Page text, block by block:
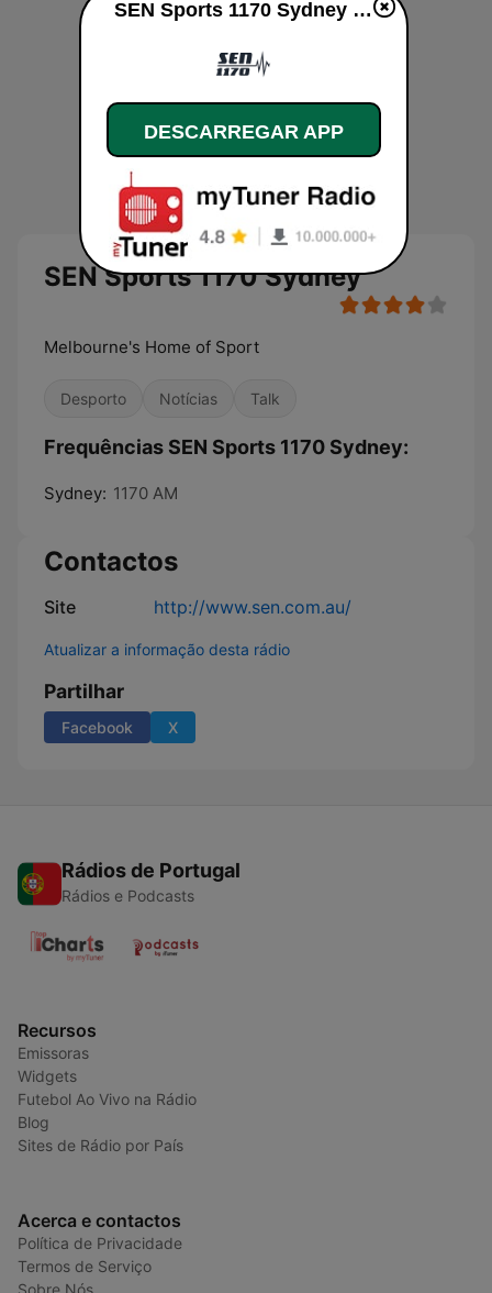
SEN Sports 1170 Sydney
Melbourne's Home of Sport
Desporto Notícias Talk
Frequências SEN Sports 1170 Sydney:
Sydney: 1170 AM
Contactos
Site http://www.sen.com.au/
Atualizar a informação desta rádio
Partilhar
Facebook X
Rádios de Portugal
Rádios e Podcasts
Recursos
Emissoras
Widgets
Futebol Ao Vivo na Rádio
Blog
Sites de Rádio por País
Acerca e contactos
Política de Privacidade
Termos de Serviço
Sobre Nós
SEN Sports 1170 Sydney online
DESCARREGAR APP